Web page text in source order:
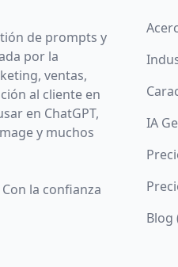
de prompts y
por la
ventas,
al cliente en
en ChatGPT,
y muchos
la confianza
IA
Blog